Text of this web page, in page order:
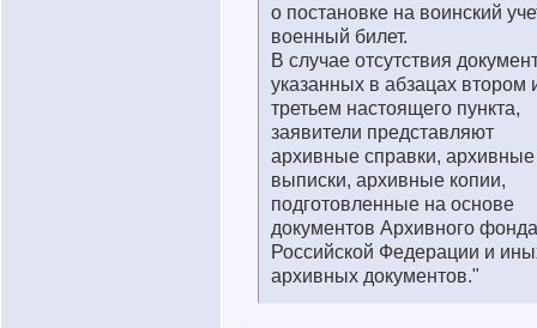
о постановке на воинский
военный билет.
В случае отсутствия
указанных в абзацах втором
третьем настоящего пункта,
заявители представляют
архивные справки, архивные
выписки, архивные копии,
подготовленные на основе
документов Архивного фонда
Российской Федерации и
архивных документов."